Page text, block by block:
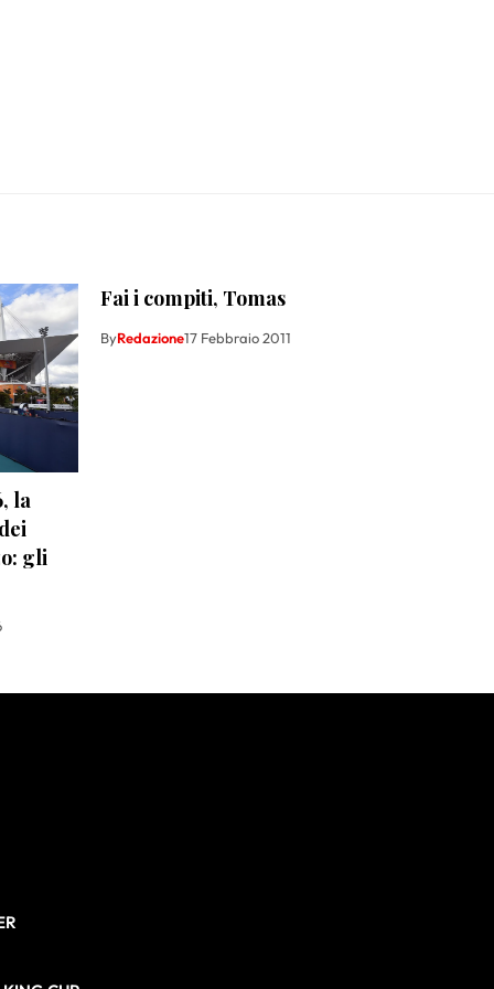
la
gli
Fai i compiti, Tomas
ByRedazione17 Febbraio 2011